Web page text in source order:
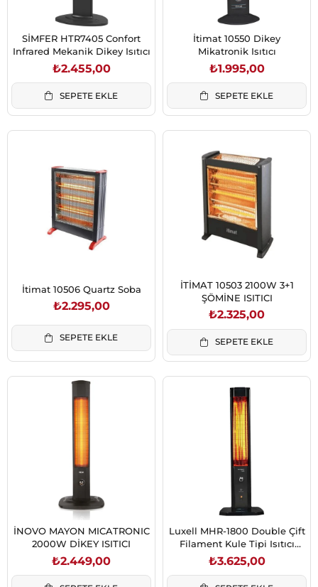
SİMFER HTR7405 Confort
Infrared Mekanik Dikey Isıtıcı
₺2.455,00
SEPETE EKLE
İtimat 10550 Dikey
Mikatronik Isıtıcı
₺1.995,00
SEPETE EKLE
İtimat 10506 Quartz Soba
₺2.295,00
SEPETE EKLE
İTİMAT 10503 2100W 3+1
ŞÖMİNE ISITICI
₺2.325,00
SEPETE EKLE
İNOVO MAYON MICATRONIC
2000W DİKEY ISITICI
₺2.449,00
Luxell MHR-1800 Double Çift
Filament Kule Tipi Isıtıcı
Kumandalı
₺3.625,00